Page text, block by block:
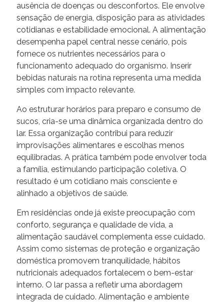
ausência de doenças ou desconfortos. Ele envolve
sensação de energia, disposição para as atividades
cotidianas e estabilidade emocional. A alimentação
desempenha papel central nesse cenário, pois
fornece os nutrientes necessários para o
funcionamento adequado do organismo. Inserir
bebidas naturais na rotina representa uma medida
simples com impacto relevante.
Ao estruturar horários para preparo e consumo de
sucos, cria-se uma dinâmica organizada dentro do
lar. Essa organização contribui para reduzir
improvisações alimentares e escolhas menos
equilibradas. A prática também pode envolver toda
a família, estimulando participação coletiva. O
resultado é um cotidiano mais consciente e
alinhado a objetivos de saúde.
Em residências onde já existe preocupação com
conforto, segurança e qualidade de vida, a
alimentação saudável complementa esse cuidado.
Assim como sistemas de proteção e organização
doméstica promovem tranquilidade, hábitos
nutricionais adequados fortalecem o bem-estar
interno. O lar passa a refletir uma abordagem
integrada de cuidado. Alimentação e ambiente